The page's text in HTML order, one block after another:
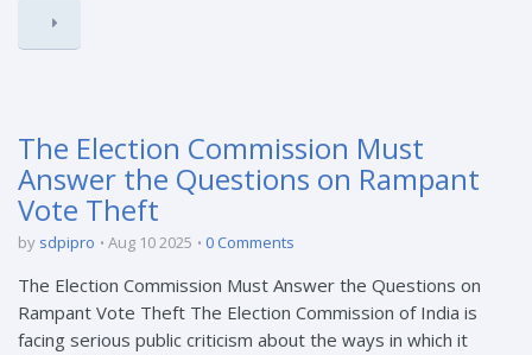
The Election Commission Must
Answer the Questions on Rampant
Vote Theft
by sdpipro Aug 10 2025 0 Comments
The Election Commission Must Answer the Questions on
Rampant Vote Theft The Election Commission of India is
facing serious public criticism about the ways in which it